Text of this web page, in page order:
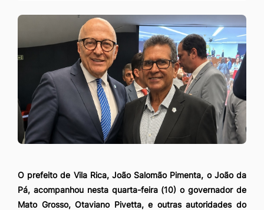
O prefeito de Vila Rica, João Salomão Pimenta, o João da
Pá, acompanhou nesta quarta-feira (10) o governador de
Mato Grosso, Otaviano Pivetta, e outras autoridades do